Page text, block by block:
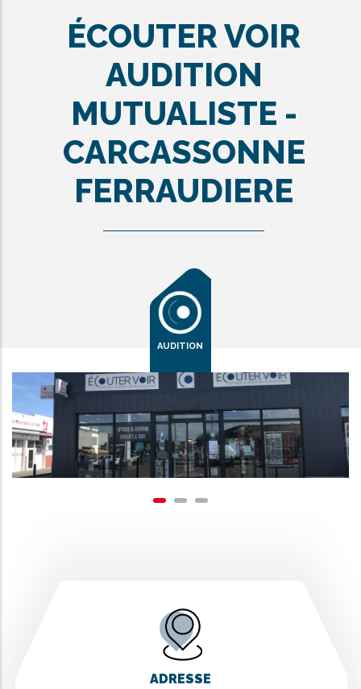
ÉCOUTER VOIR
AUDITION
MUTUALISTE -
CARCASSONNE
FERRAUDIERE
AUDITION
ADRESSE